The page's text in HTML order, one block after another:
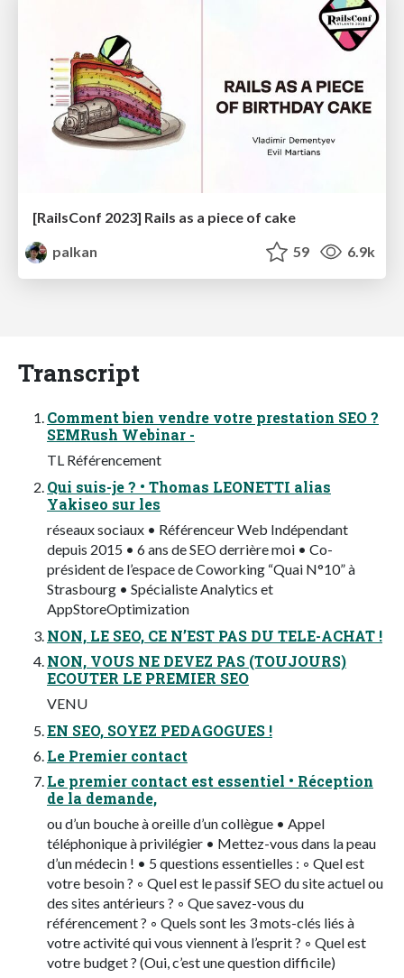
[RailsConf 2023] Rails as a piece of cake
palkan
59 6.9k
Transcript
Comment bien vendre votre prestation SEO ?
SEMRush Webinar -
TL Référencement
Qui suis-je ? • Thomas LEONETTI alias
Yakiseo sur les
réseaux sociaux • Référenceur Web Indépendant
depuis 2015 • 6 ans de SEO derrière moi • Co-
président de l’espace de Coworking “Quai N°10” à
Strasbourg • Spécialiste Analytics et
AppStoreOptimization
NON, LE SEO, CE N’EST PAS DU TELE-ACHAT !
NON, VOUS NE DEVEZ PAS (TOUJOURS)
ECOUTER LE PREMIER SEO
VENU
EN SEO, SOYEZ PEDAGOGUES !
Le Premier contact
Le premier contact est essentiel • Réception
de la demande,
ou d’un bouche à oreille d’un collègue • Appel
téléphonique à privilégier • Mettez-vous dans la peau
d’un médecin ! • 5 questions essentielles : ◦ Quel est
votre besoin ? ◦ Quel est le passif SEO du site actuel ou
des sites antérieurs ? ◦ Que savez-vous du
référencement ? ◦ Quels sont les 3 mots-clés liés à
votre activité qui vous viennent à l’esprit ? ◦ Quel est
votre budget ? (Oui, c’est une question difficile)